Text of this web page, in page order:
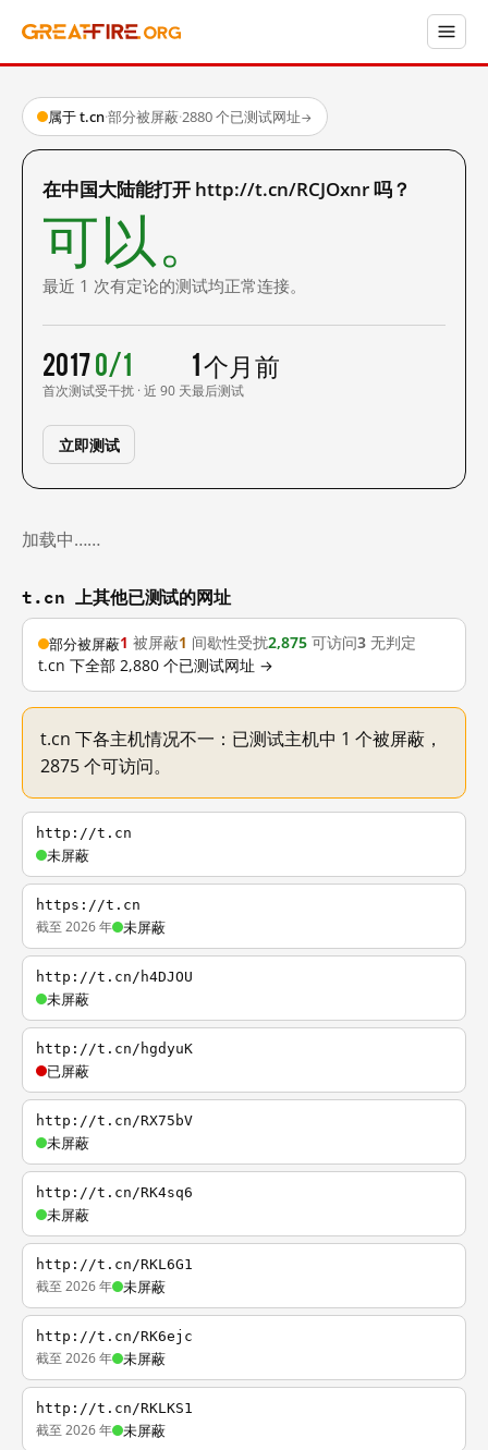
属于 t.cn·部分被屏蔽·2880 个已测试网址→
在中国大陆能打开 http://t.cn/RCJOxnr 吗？
可以。
最近 1 次有定论的测试均正常连接。
2017
首次测试
0/1
受干扰 · 近 90 天
1 个月前
最后测试
立即测试
加载中……
t.cn 上其他已测试的网址
部分被屏蔽1 被屏蔽1 间歇性受扰2,875 可访问3 无判定
t.cn 下全部 2,880 个已测试网址 →
t.cn 下各主机情况不一：已测试主机中 1 个被屏蔽，
2875 个可访问。
http://t.cn
未屏蔽
https://t.cn
截至 2026 年 未屏蔽
http://t.cn/h4DJOU
未屏蔽
http://t.cn/hgdyuK
已屏蔽
http://t.cn/RX75bV
未屏蔽
http://t.cn/RK4sq6
未屏蔽
http://t.cn/RKL6G1
截至 2026 年 未屏蔽
http://t.cn/RK6ejc
截至 2026 年 未屏蔽
http://t.cn/RKLKS1
截至 2026 年 未屏蔽